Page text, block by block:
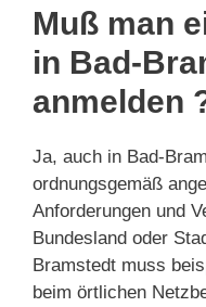
Muß man
in Bad-
anmelden
Ja, auch in Bad-
ordnungsgemäß
Anforderungen und
Bundesland oder
Bramstedt muss
beim örtlichen